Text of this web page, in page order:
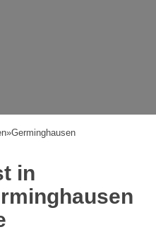
»Germinghausen
in